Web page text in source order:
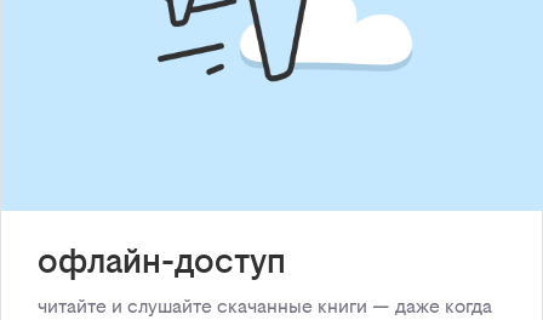
офлайн-доступ
читайте и слушайте скачанные книги — даже когда